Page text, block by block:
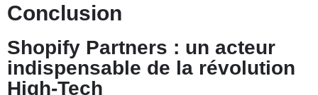
Conclusion
Shopify Partners : un acteur
indispensable de la révolution
High-Tech